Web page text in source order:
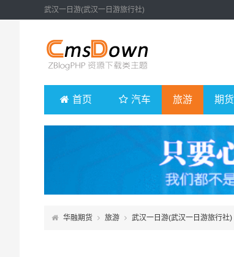
武汉一日游(武汉一日游旅行社)
首页 汽车 旅游 期货
华融期货 旅游 武汉一日游(武汉一日游旅行社)